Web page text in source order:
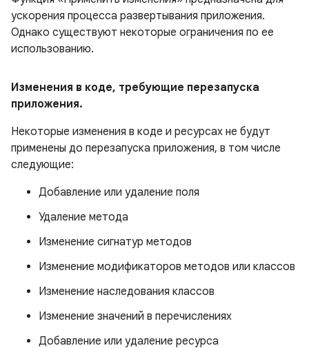
ускорения процесса развертывания приложения.
Однако существуют некоторые ограничения по ее
использованию.
Изменения в коде, требующие перезапуска
приложения.
Некоторые изменения в коде и ресурсах не будут
применены до перезапуска приложения, в том числе
следующие:
Добавление или удаление поля
Удаление метода
Изменение сигнатур методов
Изменение модификаторов методов или классов
Изменение наследования классов
Изменение значений в перечислениях
Добавление или удаление ресурса